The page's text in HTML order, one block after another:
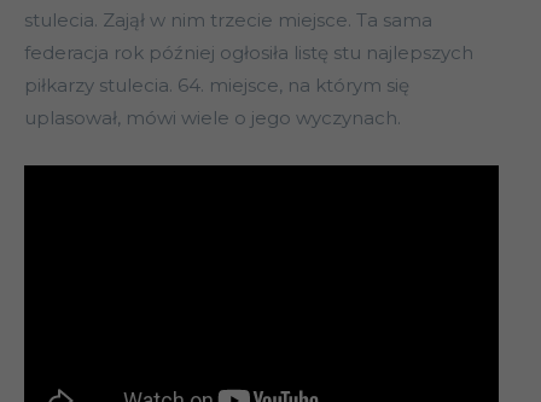
stulecia. Zajął w nim trzecie miejsce. Ta sama
federacja rok później ogłosiła listę stu najlepszych
piłkarzy stulecia. 64. miejsce, na którym się
uplasował, mówi wiele o jego wyczynach.